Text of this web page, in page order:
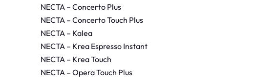
o
a
l
v
a
N
e
c
t
a
NECTA – Concerto Plus
NECTA – Concerto Touch Plus
NECTA – Kalea
NECTA – Krea Espresso Instant
NECTA – Krea Touch
NECTA – Opera Touch Plus